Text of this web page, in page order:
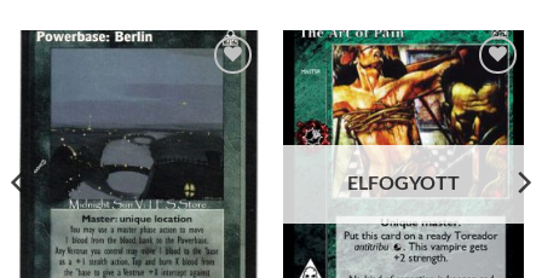
Add to
wishlist
Add to
wishlist
ELFOGYOTT